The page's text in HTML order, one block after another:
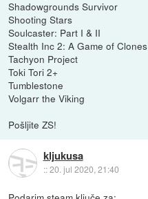
Shadowgrounds Survivor
Shooting Stars
Soulcaster: Part I & II
Stealth Inc 2: A Game of Clones
Tachyon Project
Toki Tori 2+
Tumblestone
Volgarr the Viking
Pošljite ZS!
kljukusa
::20. jul 2020, 21:40